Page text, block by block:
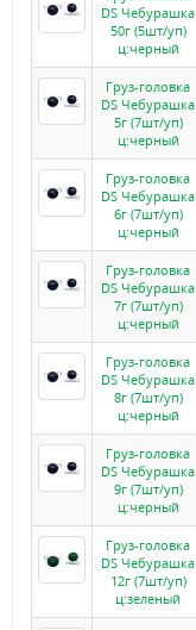
DS Чебурашка
50г (5шт/уп)
ц:черный
Груз-головка
DS Чебурашка
5г (7шт/уп)
ц:черный
Груз-головка
DS Чебурашка
6г (7шт/уп)
ц:черный
Груз-головка
DS Чебурашка
7г (7шт/уп)
ц:черный
Груз-головка
DS Чебурашка
8г (7шт/уп)
ц:черный
Груз-головка
DS Чебурашка
9г (7шт/уп)
ц:черный
Груз-головка
DS Чебурашка
12г (7шт/уп)
ц:зеленый